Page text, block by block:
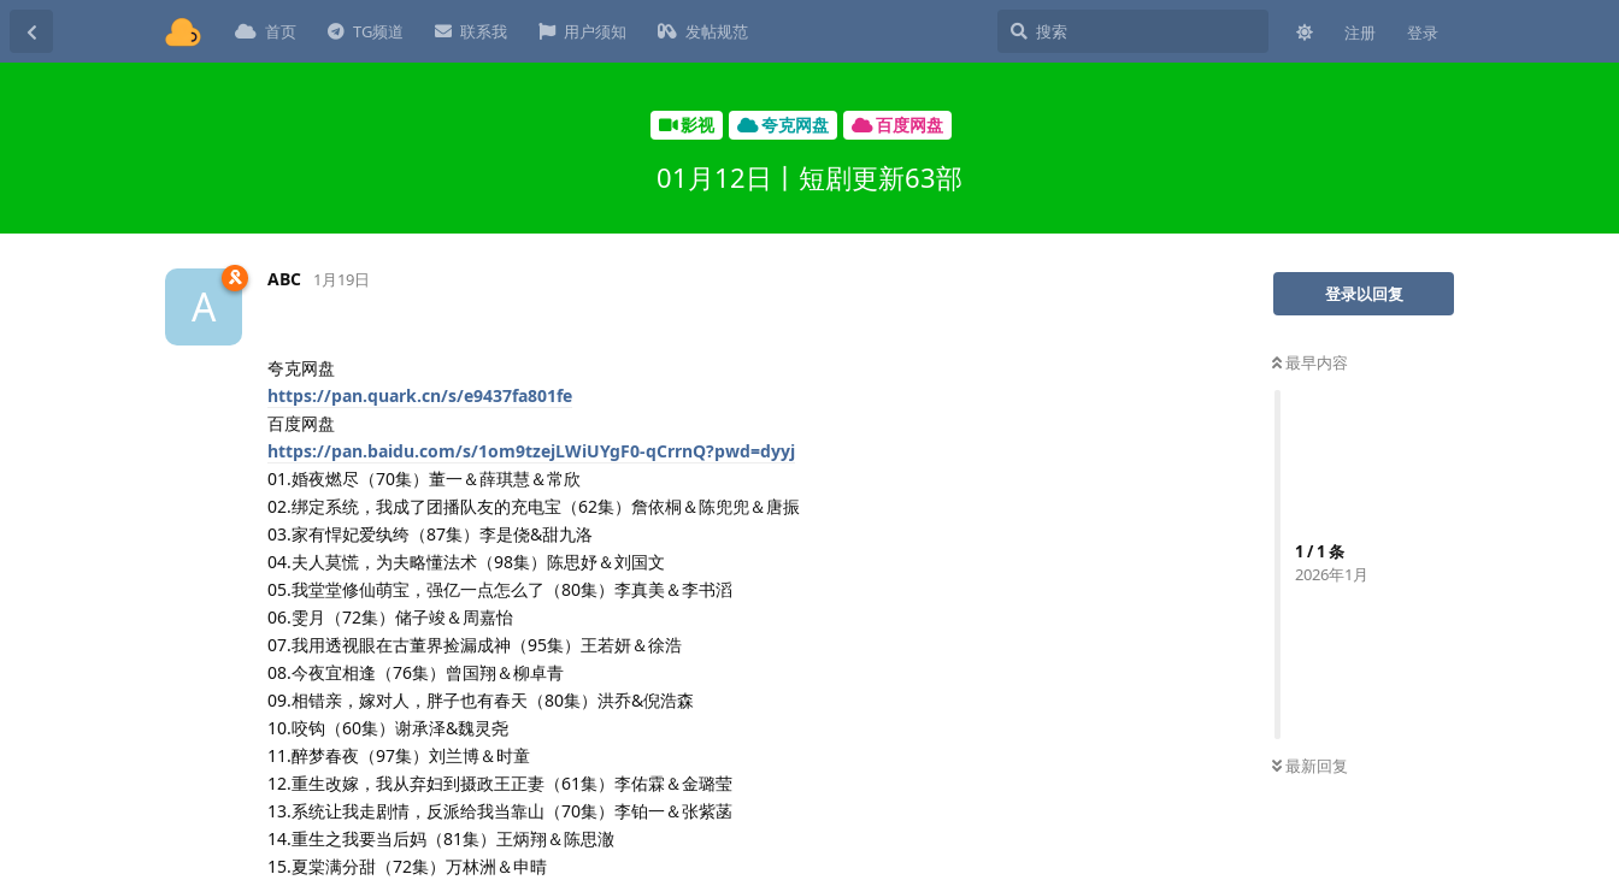
首页 TG频道 联系我 用户须知 发帖规范 注册 登录
影视 夸克网盘 百度网盘
01月12日丨短剧更新63部
登录以回复
最早内容
1 /1 条
2026年1月
最新回复
A
ABC 1月19日
夸克网盘
https://pan.quark.cn/s/e9437fa801fe
百度网盘
https://pan.baidu.com/s/1om9tzejLWiUYgF0-qCrrnQ?pwd=dyyj
01.婚夜燃尽（70集）董一＆薛琪慧＆常欣
02.绑定系统，我成了团播队友的充电宝（62集）詹依桐＆陈兜兜＆唐振
03.家有悍妃爱纨绔（87集）李是侥&甜九洛
04.夫人莫慌，为夫略懂法术（98集）陈思妤＆刘国文
05.我堂堂修仙萌宝，强亿一点怎么了（80集）李真美＆李书滔
06.雯月（72集）储子竣＆周嘉怡
07.我用透视眼在古董界捡漏成神（95集）王若妍＆徐浩
08.今夜宜相逢（76集）曾国翔＆柳卓青
09.相错亲，嫁对人，胖子也有春天（80集）洪乔&倪浩森
10.咬钩（60集）谢承泽&魏灵尧
11.醉梦春夜（97集）刘兰博＆时童
12.重生改嫁，我从弃妇到摄政王正妻（61集）李佑霖＆金璐莹
13.系统让我走剧情，反派给我当靠山（70集）李铂一＆张紫菡
14.重生之我要当后妈（81集）王炳翔＆陈思澈
15.夏棠满分甜（72集）万林洲＆申晴